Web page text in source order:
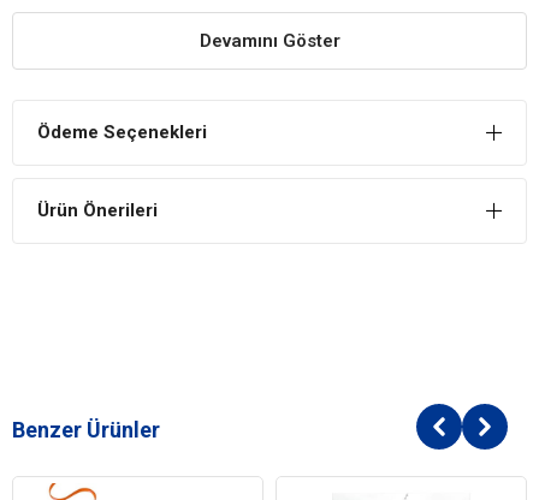
Devamını Göster
Ödeme Seçenekleri
Ürün Önerileri
Benzer Ürünler